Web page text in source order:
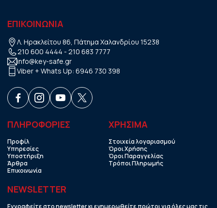
ΕΠΙΚΟΙΝΩΝΙΑ
Λ. Ηρακλείτου 86, Πάτημα Χαλανδρίου 15238
210 600 4444 - 210 683 7777
info@key-safe.gr
Viber + Whats Up: 6946 730 398
ΠΛΗΡΟΦΟΡΙΕΣ
Προφίλ
Υπηρεσίες
Υποστήριξη
Άρθρα
Επικοινωνία
ΧΡHΣΙΜΑ
Στοιχεία λογαριασμού
Όροι Χρήσης
Όροι Παραγγελίας
Τρόποι Πληρωμής
NEWSLETTER
Εγγραφείτε στο newsletter κι ενημερωθείτε πρώτοι για όλες μας τις